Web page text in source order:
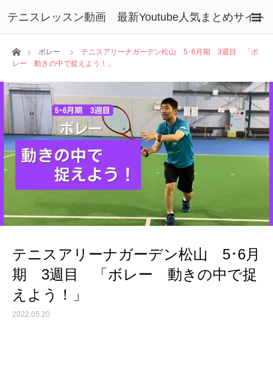
テニスレッスン動画 最新Youtube人気まとめサイト
ホームボレー
テニスアリーナガーデン松山 5･6月期 3週目 「ボ
レー 動きの中で捉えよう！」
テニスアリーナガーデン松山 5･6月
期 3週目 「ボレー 動きの中で捉
えよう！」
2022.05.20